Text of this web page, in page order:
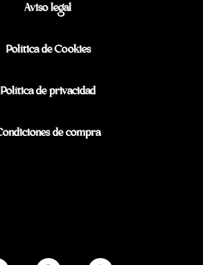
Aviso legal
Política de Cookies
Política de privacidad
de compra